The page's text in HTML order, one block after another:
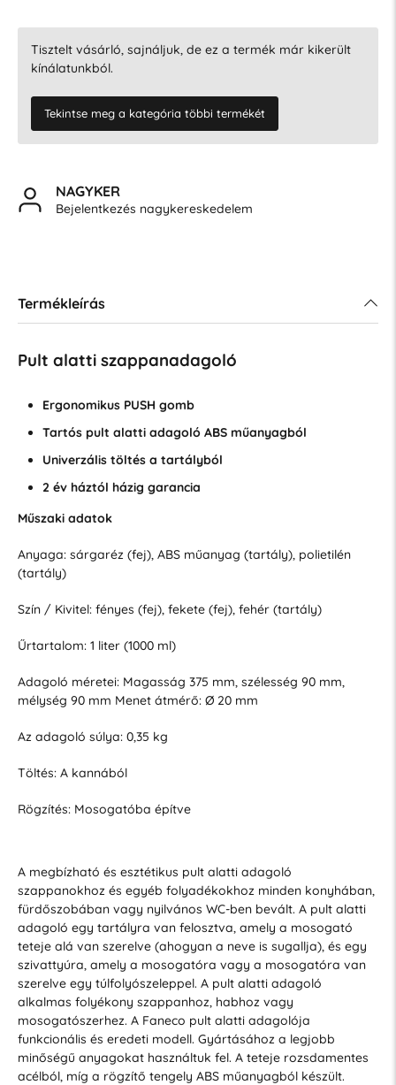
Tisztelt vásárló, sajnáljuk, de ez a termék már kikerült
kínálatunkból.
Tekintse meg a kategória többi termékét
NAGYKER
Bejelentkezés nagykereskedelem
Termékleírás
Pult alatti szappanadagoló
Ergonomikus PUSH gomb
Tartós pult alatti adagoló ABS műanyagból
Univerzális töltés a tartályból
2 év háztól házig garancia
Műszaki adatok
Anyaga: sárgaréz (fej), ABS műanyag (tartály), polietilén
(tartály)
Szín / Kivitel: fényes (fej), fekete (fej), fehér (tartály)
Űrtartalom: 1 liter (1000 ml)
Adagoló méretei: Magasság 375 mm, szélesség 90 mm,
mélység 90 mm Menet átmérő: Ø 20 mm
Az adagoló súlya: 0,35 kg
Töltés: A kannából
Rögzítés: Mosogatóba építve
A megbízható és esztétikus pult alatti adagoló
szappanokhoz és egyéb folyadékokhoz minden konyhában,
fürdőszobában vagy nyilvános WC-ben bevált. A pult alatti
adagoló egy tartályra van felosztva, amely a mosogató
teteje alá van szerelve (ahogyan a neve is sugallja), és egy
szivattyúra, amely a mosogatóra vagy a mosogatóra van
szerelve egy túlfolyószeleppel. A pult alatti adagoló
alkalmas folyékony szappanhoz, habhoz vagy
mosogatószerhez. A Faneco pult alatti adagolója
funkcionális és eredeti modell. Gyártásához a legjobb
minőségű anyagokat használtuk fel. A teteje rozsdamentes
acélból, míg a rögzítő tengely ABS műanyagból készült.